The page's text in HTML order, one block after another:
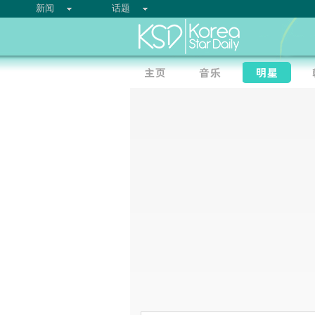
新闻 话题